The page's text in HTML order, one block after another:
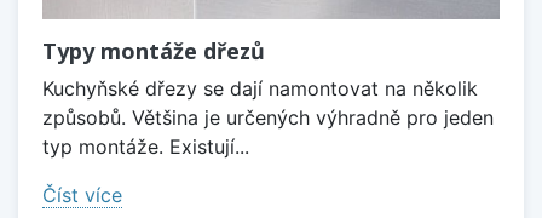
Typy montáže dřezů
Kuchyňské dřezy se dají namontovat na několik
způsobů. Většina je určených výhradně pro jeden
typ montáže. Existují...
Číst více